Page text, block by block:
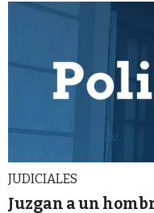
JUDICIALES
Juzgan a un